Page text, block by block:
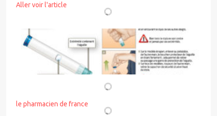
Aller voir l'article
le pharmacien de france